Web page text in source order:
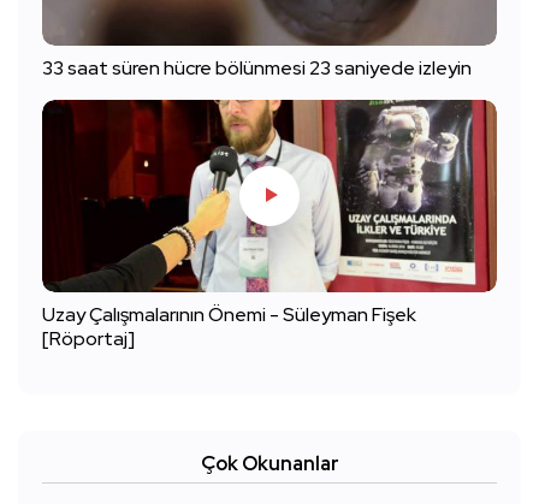
33 saat süren hücre bölünmesi 23 saniyede izleyin
Uzay Çalışmalarının Önemi - Süleyman Fişek
[Röportaj]
Çok Okunanlar